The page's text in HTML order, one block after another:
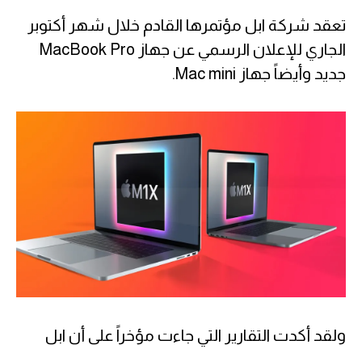
تعقد شركة ابل مؤتمرها القادم خلال شهر أكتوبر
الجاري للإعلان الرسمي عن جهاز MacBook Pro
جديد وأيضاً جهاز Mac mini.
ولقد أكدت التقارير التي جاءت مؤخراً على أن ابل